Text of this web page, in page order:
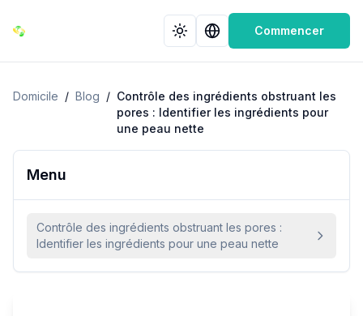
Commencer
Domicile / Blog / Contrôle des ingrédients obstruant les
pores : Identifier les ingrédients pour
une peau nette
Menu
Contrôle des ingrédients obstruant les pores :
Identifier les ingrédients pour une peau nette